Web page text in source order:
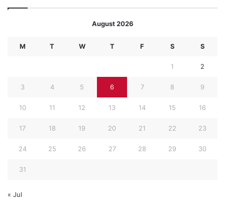
August 2026
M T W T F S S
1 2
3 4 5 6 7 8 9
10 11 12 13 14 15 16
17 18 19 20 21 22 23
24 25 26 27 28 29 30
31
« Jul